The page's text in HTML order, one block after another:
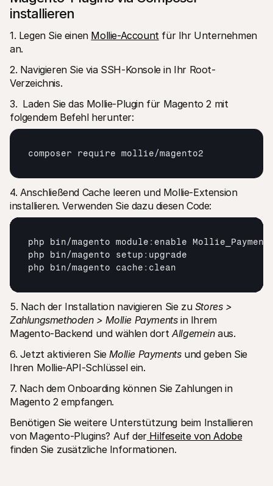
installieren
1. Legen Sie einen Mollie-Account für Ihr Unternehmen
an.
2. Navigieren Sie via SSH-Konsole in Ihr Root-
Verzeichnis.
3.  Laden Sie das Mollie-Plugin für Magento 2 mit
folgendem Befehl herunter:
composer require mollie/magento2
4. Anschließend Cache leeren und Mollie-Extension
installieren. Verwenden Sie dazu diesen Code:
php bin/magento module : enable Mollie_Payment
php
bin/magento setup : upgrade
php
bin/magento cache : clean
5. Nach der Installation navigieren Sie zu Stores >
Zahlungsmethoden > Mollie Payments in Ihrem
Magento-Backend und wählen dort Allgemein aus.
6. Jetzt aktivieren Sie Mollie Payments und geben Sie
Ihren Mollie-API-Schlüssel ein.
7. Nach dem Onboarding können Sie Zahlungen in
Magento 2 empfangen.
Benötigen Sie weitere Unterstützung beim Installieren
von Magento-Plugins? Auf der Hilfeseite von Adobe
finden Sie zusätzliche Informationen.